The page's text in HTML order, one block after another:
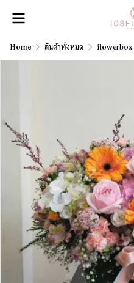
Home สินค้าทั้งหมด flowerbox